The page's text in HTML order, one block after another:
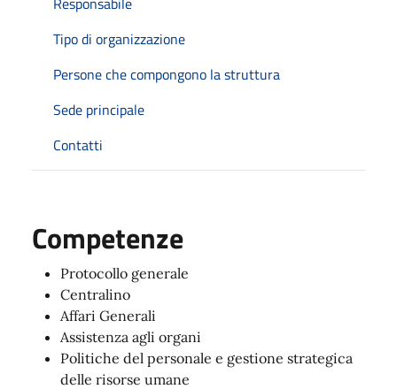
Tipo di organizzazione
Persone che compongono la struttura
Sede principale
Contatti
Competenze
Protocollo generale
Centralino
Affari Generali
Assistenza agli organi
Politiche del personale e gestione strategica
delle risorse umane